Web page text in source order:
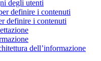
degli utenti
definire i contenuti
definire i contenuti
dell’informazione